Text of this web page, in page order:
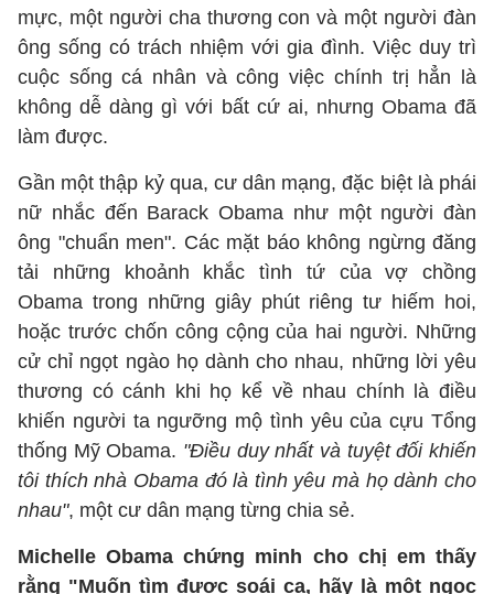
mực, một người cha thương con và một người đàn
ông sống có trách nhiệm với gia đình. Việc duy trì
cuộc sống cá nhân và công việc chính trị hẳn là
không dễ dàng gì với bất cứ ai, nhưng Obama đã
làm được.
Gần một thập kỷ qua, cư dân mạng, đặc biệt là phái
nữ nhắc đến Barack Obama như một người đàn
ông "chuẩn men". Các mặt báo không ngừng đăng
tải những khoảnh khắc tình tứ của vợ chồng
Obama trong những giây phút riêng tư hiếm hoi,
hoặc trước chốn công cộng của hai người. Những
cử chỉ ngọt ngào họ dành cho nhau, những lời yêu
thương có cánh khi họ kể về nhau chính là điều
khiến người ta ngưỡng mộ tình yêu của cựu Tổng
thống Mỹ Obama. "Điều duy nhất và tuyệt đối khiến
tôi thích nhà Obama đó là tình yêu mà họ dành cho
nhau", một cư dân mạng từng chia sẻ.
Michelle Obama chứng minh cho chị em thấy
rằng "Muốn tìm được soái ca, hãy là một ngọc